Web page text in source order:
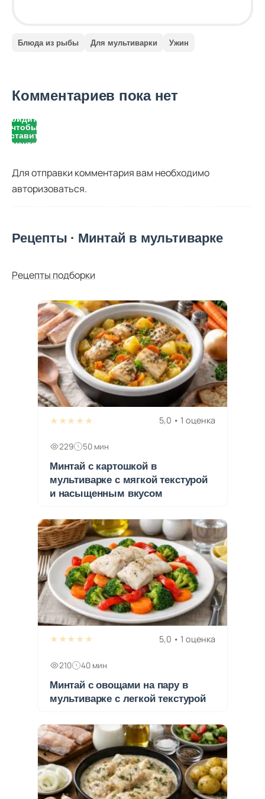
Блюда из рыбы Для мультиварки Ужин
Комментариев пока нет
Войдите,
чтобы
оставить
Для отправки комментария вам необходимо
авторизоваться.
Рецепты · Минтай в мультиварке
Рецепты подборки
★★★★★ 5,0 • 1 оценка
229 50 мин
Минтай с картошкой в
мультиварке с мягкой текстурой
и насыщенным вкусом
★★★★★ 5,0 • 1 оценка
210 40 мин
Минтай с овощами на пару в
мультиварке с легкой текстурой